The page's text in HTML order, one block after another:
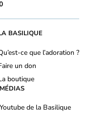
BASILIQUE
ce que l’adoration ?
un don
boutique
MÉDIAS
Youtube de la Basilique